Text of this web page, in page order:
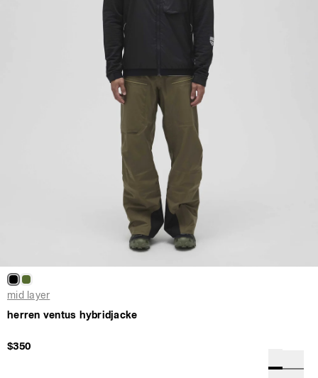
mid layer
herren ventus hybridjacke
$350